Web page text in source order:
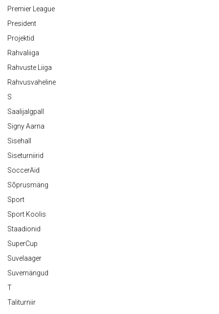
Premier League
President
Projektid
Rahvaliiga
Rahvuste Liiga
Rahvusvaheline
S
Saalijalgpall
Signy Aarna
Sisehall
Siseturniirid
SoccerAid
Sõprusmäng
Sport
Sport Koolis
Staadionid
SuperCup
Suvelaager
Suvemängud
T
Taliturniir